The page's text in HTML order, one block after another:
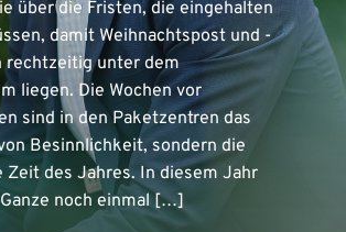
über die Fristen, die eingehalten
damit Weihnachtspost und -
rechtzeitig unter dem
liegen. Die Wochen vor
sind in den Paketzentren das
Besinnlichkeit, sondern die
Zeit des Jahres. In diesem Jahr
noch einmal […]